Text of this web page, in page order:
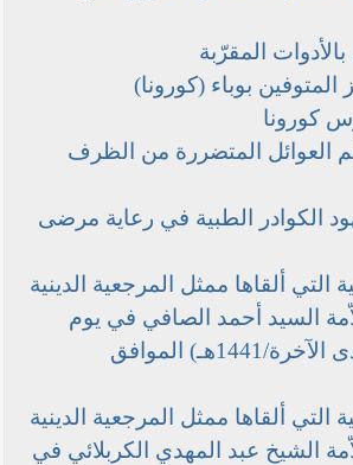
المقرّبة
بوباء (كورونا)
كورونا
العوائل المتضررة من الظرف
الكوادر الطبية في رعاية مرضى
التي ألقاها ممثل المرجعية الدينية
السيد أحمد الصافي في يوم
الجمعة (12/جمادى الآخرة/1441هـ) الموافق
التي ألقاها ممثل المرجعية الدينية
الشيخ عبد المهدي الكربلائي في